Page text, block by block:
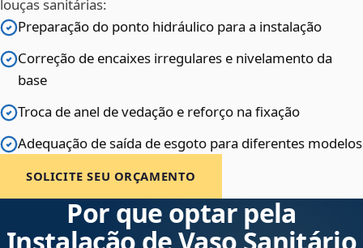
louças sanitárias:
Preparação do ponto hidráulico para a instalação
Correção de encaixes irregulares e nivelamento da
base
Troca de anel de vedação e reforço na fixação
Adequação de saída de esgoto para diferentes modelos
SOLICITE SEU ORÇAMENTO
Por que optar pela